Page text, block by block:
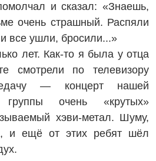
и сказал: «Знаешь,
очень страшный. Распяли
все ушли, бросили...»
лет. Как-то я была у отца
смотрели по телевизору
— концерт нашей
группы очень «крутых»
хэви-метал. Шуму,
и ещё от этих ребят шёл